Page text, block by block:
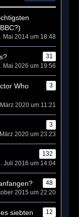
Mai 2014 um 18:48
31
Mai 2026 um 19:56
Who
3
2020 um 11:21
3
2020 um 23:23
132
Juli 2016 um 14:04
48
2015 um 22:20
siebten
12